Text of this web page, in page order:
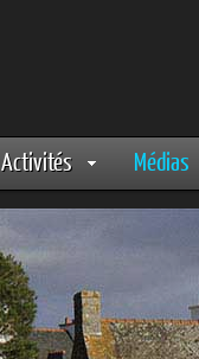
Activités Médias